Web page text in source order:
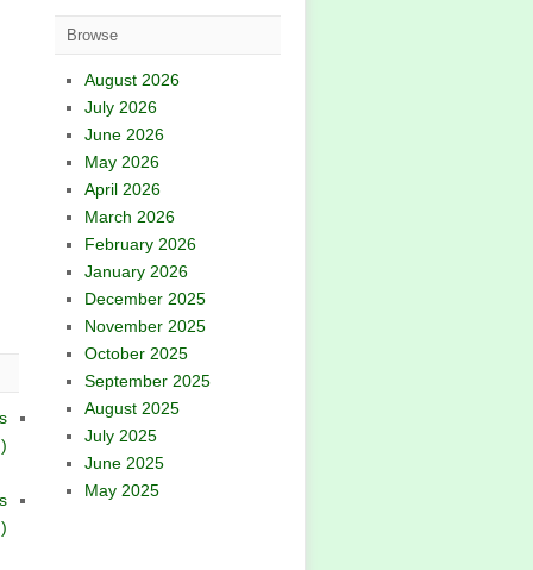
Browse
August 2026
July 2026
June 2026
May 2026
April 2026
March 2026
February 2026
January 2026
December 2025
November 2025
October 2025
September 2025
August 2025
July 2025
June 2025
May 2025